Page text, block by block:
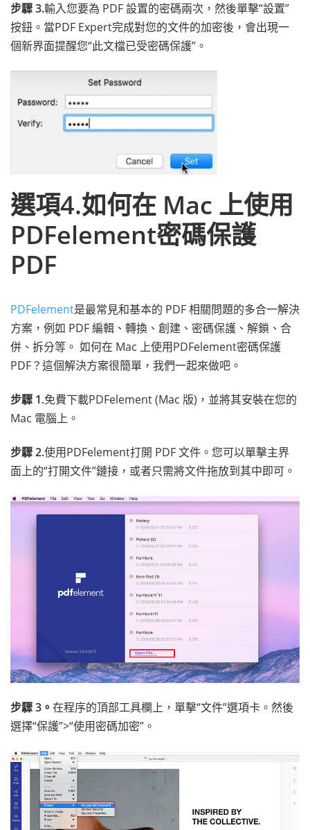
步驟 3.輸入您要為 PDF 設置的密碼兩次，然後單擊“設置”
按鈕。當PDF Expert完成對您的文件的加密後，會出現一
個新界面提醒您“此文檔已受密碼保護”。
選項4.如何在 Mac 上使用
PDFelement密碼保護
PDF
PDFelement是最常見和基本的 PDF 相關問題的多合一解決
方案，例如 PDF 編輯、轉換、創建、密碼保護、解鎖、合
併、拆分等。 如何在 Mac 上使用PDFelement密碼保護
PDF？這個解決方案很簡單，我們一起來做吧。
步驟 1.免費下載PDFelement (Mac 版)，並將其安裝在您的
Mac 電腦上。
步驟 2.使用PDFelement打開 PDF 文件。您可以單擊主界
面上的“打開文件”鏈接，或者只需將文件拖放到其中即可。
步驟 3。 在程序的頂部工具欄上，單擊“文件”選項卡。然後
選擇“保護”>“使用密碼加密”。